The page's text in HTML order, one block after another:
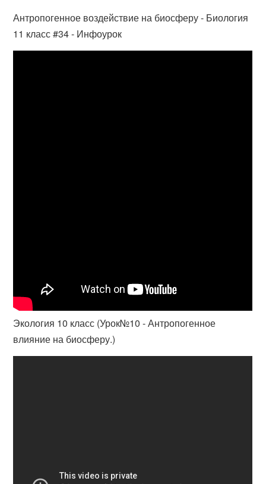
Антропогенное воздействие на биосферу - Биология
11 класс #34 - Инфоурок
Экология 10 класс (Урок№10 - Антропогенное
влияние на биосферу.)